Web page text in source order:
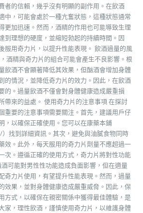
者的信賴，幾乎沒有明顯的副作用。在飲酒
中，可能會處於一種亢奮狀態，這種狀態通常
更加迅速。然而，酒精的作用也可能導致生理
到理想的硬度，並縮短勃起的持續時間。因
服用奇力片，以提升性能表現。 飲酒過量的風
酒精與奇力片的組合可能會產生不良影響。根
飲酒不會顯著降低其效果，但酗酒會增加身體
的情況，並降低奇力片的效力。因此，在飲酒
的。過量飲酒不僅會對身體健康造成嚴重損
帶來的益處。 使用奇力片的注意事項 在探討
重要的注意事項需要關注。首先，建議用戶仔
，以確保正確使用。您可以在康藥本鋪
找到詳細資訊。其次，避免與油膩食物同時
效。此外，每天服用的奇力片劑量不應超過一
次。遵循正確的使用方式，奇力片將對性功能
可能對男性性功能造成負面影響，但在適量
奇力片使用，有望提升性能表現。然而，過量
效果，並對身體健康造成嚴重威脅。因此，保
方式，以確保在親密關係中獲得最佳體驗，是
家，理性飲酒，謹慎使用奇力片，以維護身體